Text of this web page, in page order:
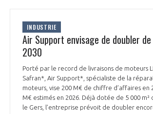
PRÉSENTATION
NOTRE VISION
NOS MISSIONS
NOTRE HISTOIRE
ORGANISATION
LE CONSEIL DU GIFAS
L’ÉQUIPE DU GIFAS
FONCTIONNEMENT
GEADS
11 12
30
31
INDUSTRIE
Air Support envisage de doubler
2030
Porté par le record de livraisons de moteurs
Safran*, Air Support*, spécialiste de la
moteurs, vise 200 M€ de chiffre d’affaires en
M€ estimés en 2026. Déjà dotée de 5 000 m²
le Gers, l’entreprise prévoit de doubler